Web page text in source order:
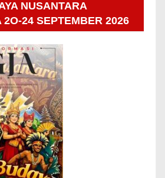
NUSANTARA
24 SEPTEMBER 2026